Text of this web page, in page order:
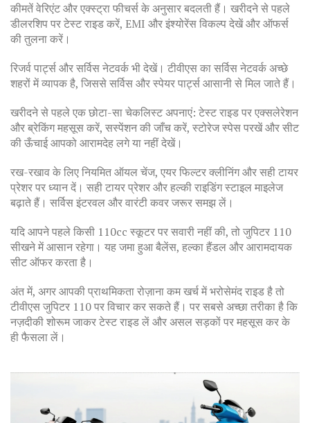
कीमतें वेरिएंट और एक्स्ट्रा फीचर्स के अनुसार बदलती हैं। खरीदने से पहले
डीलरशिप पर टेस्ट राइड करें, EMI और इंश्योरेंस विकल्प देखें और ऑफर्स
की तुलना करें।
रिजर्व पार्ट्स और सर्विस नेटवर्क भी देखें। टीवीएस का सर्विस नेटवर्क अच्छे
शहरों में व्यापक है, जिससे सर्विस और स्पेयर पार्ट्स आसानी से मिल जाते हैं।
खरीदने से पहले एक छोटा-सा चेकलिस्ट अपनाएं: टेस्ट राइड पर एक्सलेरेशन
और ब्रेकिंग महसूस करें, सस्पेंशन की जाँच करें, स्टोरेज स्पेस परखें और सीट
की ऊँचाई आपको आरामदेह लगे या नहीं देखें।
रख-रखाव के लिए नियमित ऑयल चेंज, एयर फिल्टर क्लीनिंग और सही टायर
प्रेशर पर ध्यान दें। सही टायर प्रेशर और हल्की राइडिंग स्टाइल माइलेज
बढ़ाते हैं। सर्विस इंटरवल और वारंटी कवर जरूर समझ लें।
यदि आपने पहले किसी 110cc स्कूटर पर सवारी नहीं की, तो जुपिटर 110
सीखने में आसान रहेगा। यह जमा हुआ बैलेंस, हल्का हैंडल और आरामदायक
सीट ऑफर करता है।
अंत में, अगर आपकी प्राथमिकता रोज़ाना कम खर्च में भरोसेमंद राइड है तो
टीवीएस जुपिटर 110 पर विचार कर सकते हैं। पर सबसे अच्छा तरीका है कि
नज़दीकी शोरूम जाकर टेस्ट राइड लें और असल सड़कों पर महसूस कर के
ही फैसला लें।